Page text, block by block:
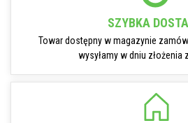
SZYBKA
Towar dostępny w magazynie
wysyłamy w dniu złożenia